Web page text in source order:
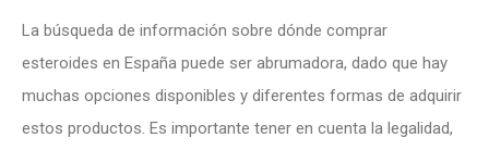
La búsqueda de información sobre dónde comprar
esteroides en España puede ser abrumadora, dado que hay
muchas opciones disponibles y diferentes formas de adquirir
estos productos. Es importante tener en cuenta la legalidad,